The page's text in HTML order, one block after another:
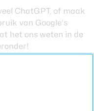
ChatGPT, of maak
van Google’s
het ons weten in de